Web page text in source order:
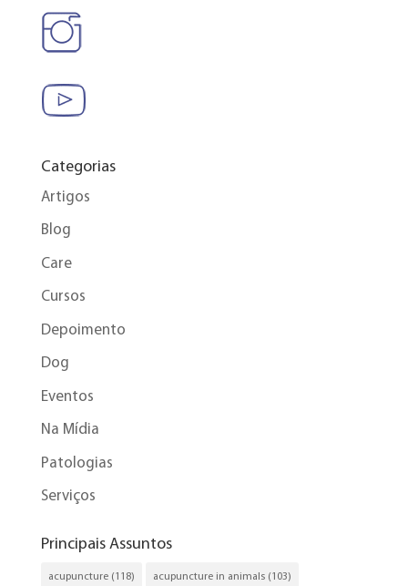
Categorias
Artigos
Blog
Care
Cursos
Depoimento
Dog
Eventos
Na Mídia
Patologias
Serviços
Principais Assuntos
acupuncture(118) acupuncture in animals(103)